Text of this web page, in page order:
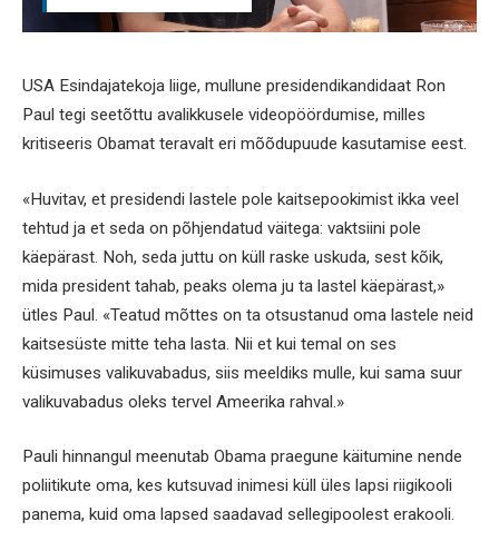
USA Esindajatekoja liige, mullune presidendikandidaat Ron
Paul tegi seetõttu avalikkusele videopöördumise, milles
kritiseeris Obamat teravalt eri mõõdupuude kasutamise eest.
«Huvitav, et presidendi lastele pole kaitsepookimist ikka veel
tehtud ja et seda on põhjendatud väitega: vaktsiini pole
käepärast. Noh, seda juttu on küll raske uskuda, sest kõik,
mida president tahab, peaks olema ju ta lastel käepärast,»
ütles Paul. «Teatud mõttes on ta otsustanud oma lastele neid
kaitsesüste mitte teha lasta. Nii et kui temal on ses
küsimuses valikuvabadus, siis meeldiks mulle, kui sama suur
valikuvabadus oleks tervel Ameerika rahval.»
Pauli hinnangul meenutab Obama praegune käitumine nende
poliitikute oma, kes kutsuvad inimesi küll üles lapsi riigikooli
panema, kuid oma lapsed saadavad sellegipoolest erakooli.